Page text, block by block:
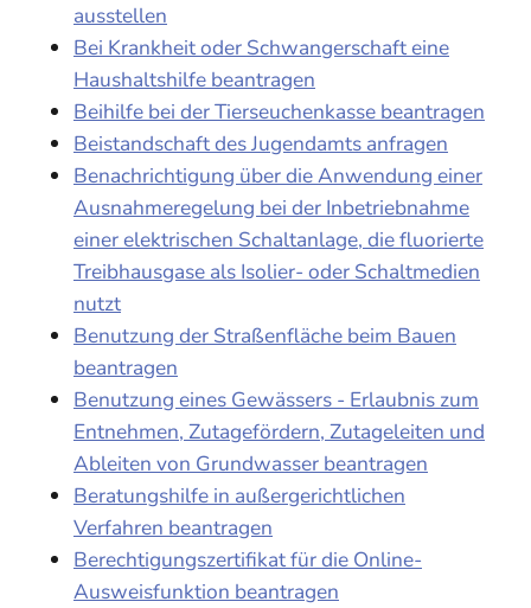
ausstellen
Bei Krankheit oder Schwangerschaft eine
Haushaltshilfe beantragen
Beihilfe bei der Tierseuchenkasse beantragen
Beistandschaft des Jugendamts anfragen
Benachrichtigung über die Anwendung einer
Ausnahmeregelung bei der Inbetriebnahme
einer elektrischen Schaltanlage, die fluorierte
Treibhausgase als Isolier- oder Schaltmedien
nutzt
Benutzung der Straßenfläche beim Bauen
beantragen
Benutzung eines Gewässers - Erlaubnis zum
Entnehmen, Zutagefördern, Zutageleiten und
Ableiten von Grundwasser beantragen
Beratungshilfe in außergerichtlichen
Verfahren beantragen
Berechtigungszertifikat für die Online-
Ausweisfunktion beantragen